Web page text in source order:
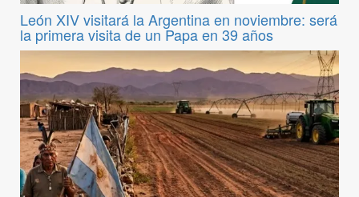
León XIV visitará la Argentina en noviembre: será
la primera visita de un Papa en 39 años